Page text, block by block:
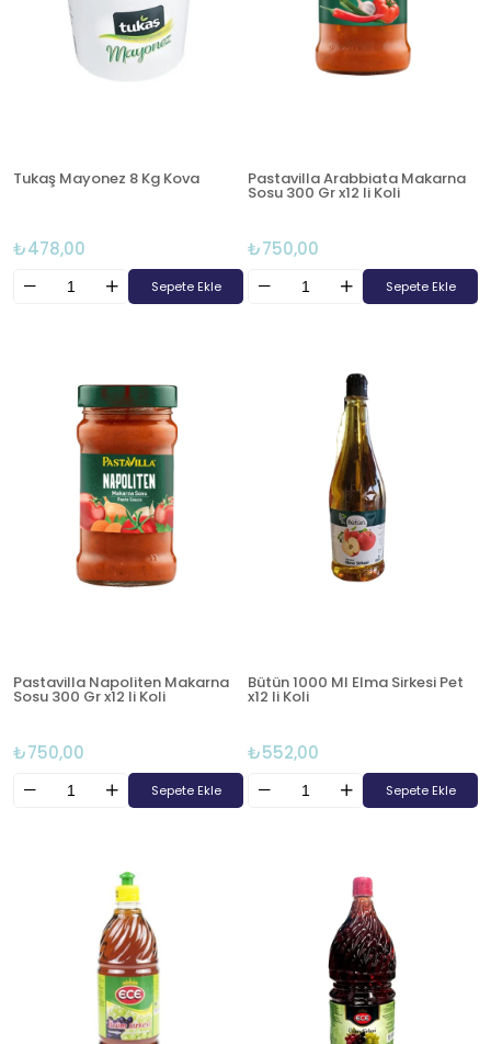
Tukaş Mayonez 8 Kg Kova
₺478,00
Sepete Ekle
Pastavilla Arabbiata Makarna
Sosu 300 Gr x12 li Koli
₺750,00
Sepete Ekle
Pastavilla Napoliten Makarna
Sosu 300 Gr x12 li Koli
₺750,00
Sepete Ekle
Bütün 1000 Ml Elma Sirkesi Pet
x12 li Koli
₺552,00
Sepete Ekle